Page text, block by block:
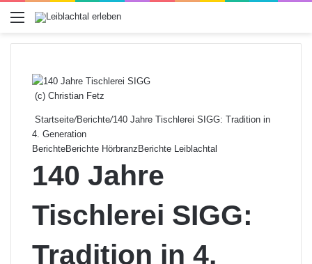
Menü
(c) Christian Fetz
Startseite/Berichte/140 Jahre Tischlerei SIGG: Tradition in
4. Generation
BerichteBerichte Hörbranz Berichte Leiblachtal
140 Jahre
Tischlerei SIGG:
Tradition in 4.